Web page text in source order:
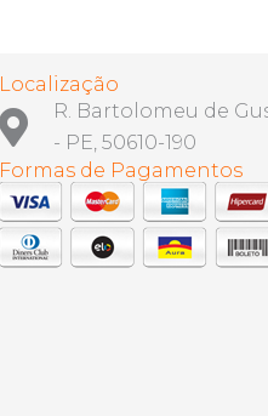
Localização
R. Bartolomeu de
- PE, 50610-190
Formas de Pagamentos